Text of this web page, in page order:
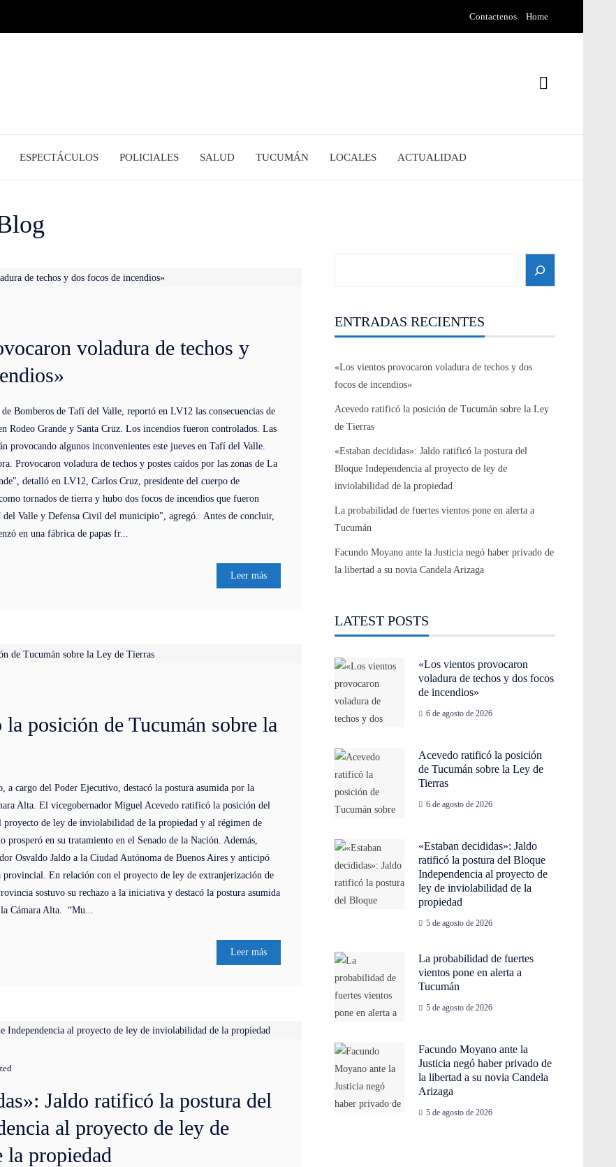
Contactenos Home
ESPECTÁCULOS POLICIALES SALUD TUCUMÁN LOCALES ACTUALIDAD
voladura de techos y
Bomberos de Tafí del Valle, reportó en LV12 las consecuencias de
Rodeo Grande y Santa Cruz. Los incendios fueron controlados. Las
provocando algunos inconvenientes este jueves en Tafí del Valle.
Provocaron voladura de techos y postes caídos por las zonas de La
detalló en LV12, Carlos Cruz, presidente del cuerpo de
tornados de tierra y hubo dos focos de incendios que fueron
del Valle y Defensa Civil del municipio", agregó. Antes de concluir,
en una fábrica de papas fr...
Leer más
posición de Tucumán sobre la
a cargo del Poder Ejecutivo, destacó la postura asumida por la
Alta. El vicegobernador Miguel Acevedo ratificó la posición del
proyecto de ley de inviolabilidad de la propiedad y al régimen de
prosperó en su tratamiento en el Senado de la Nación. Además,
Osvaldo Jaldo a la Ciudad Autónoma de Buenos Aires y anticipó
provincial. En relación con el proyecto de ley de extranjerización de
sostuvo su rechazo a la iniciativa y destacó la postura asumida
Cámara Alta. “Mu...
Leer más
Jaldo ratificó la postura del
al proyecto de ley de
propiedad
ENTRADAS RECIENTES
«Los vientos provocaron voladura de techos y dos
focos de incendios»
Acevedo ratificó la posición de Tucumán sobre la Ley
de Tierras
«Estaban decididas»: Jaldo ratificó la postura del
Bloque Independencia al proyecto de ley de
inviolabilidad de la propiedad
La probabilidad de fuertes vientos pone en alerta a
Tucumán
Facundo Moyano ante la Justicia negó haber privado de
la libertad a su novia Candela Arizaga
LATEST POSTS
«Los vientos provocaron
voladura de techos y dos focos
de incendios»
6 de agosto de 2026
Acevedo ratificó la posición
de Tucumán sobre la Ley de
Tierras
6 de agosto de 2026
«Estaban decididas»: Jaldo
ratificó la postura del Bloque
Independencia al proyecto de
ley de inviolabilidad de la
propiedad
5 de agosto de 2026
La probabilidad de fuertes
vientos pone en alerta a
Tucumán
5 de agosto de 2026
Facundo Moyano ante la
Justicia negó haber privado de
la libertad a su novia Candela
Arizaga
5 de agosto de 2026